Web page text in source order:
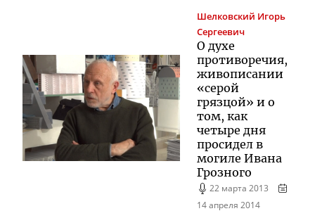
Шелковский Игорь
Сергеевич
О духе
противоречия,
живописании
«серой
грязцой» и о
том, как
четыре дня
просидел в
могиле Ивана
Грозного
22 марта 2013
14 апреля 2014